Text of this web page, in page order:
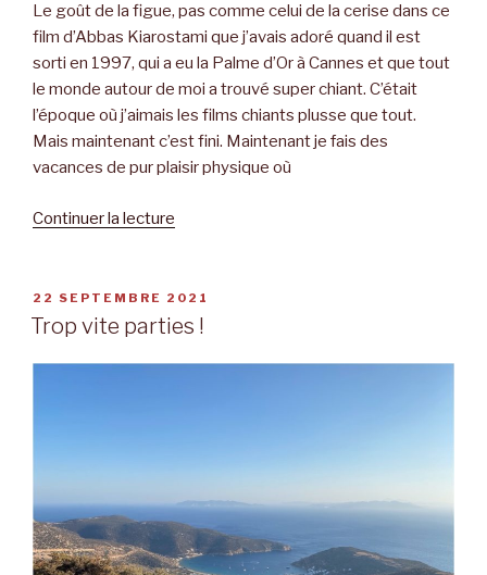
Le goût de la figue, pas comme celui de la cerise dans ce
film d’Abbas Kiarostami que j’avais adoré quand il est
sorti en 1997, qui a eu la Palme d’Or à Cannes et que tout
le monde autour de moi a trouvé super chiant. C’était
l’époque où j’aimais les films chiants plusse que tout.
Mais maintenant c’est fini. Maintenant je fais des
vacances de pur plaisir physique où
Continuer la lecture
de
l’été
PUBLIÉ
LE
22 SEPTEMBRE 2021
Trop vite parties !